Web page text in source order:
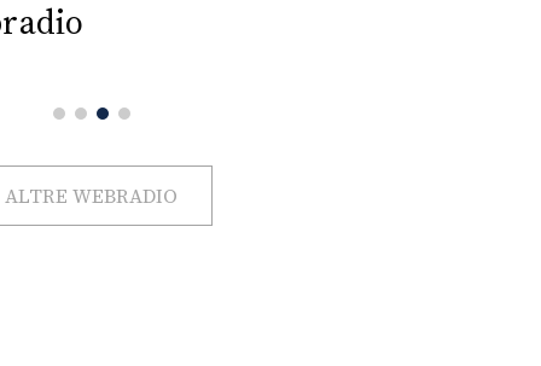
ALTRE WEBRADIO